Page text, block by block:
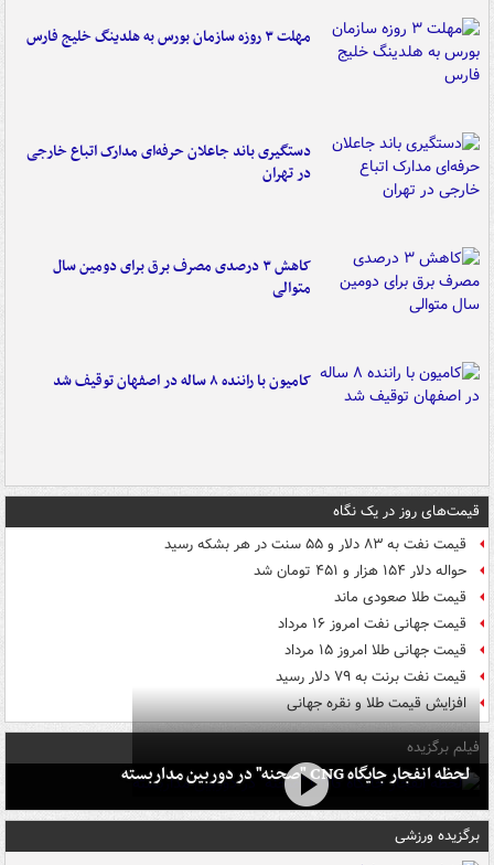
مهلت ۳ روزه سازمان بورس به هلدینگ خلیج فارس
دستگیری باند جاعلان حرفه‌ای مدارک اتباع خارجی
در تهران
کاهش ۳ درصدی مصرف برق برای دومین سال
متوالی
کامیون با راننده ۸ ساله در اصفهان توقیف شد
قیمت‌های روز در یک نگاه
قیمت نفت به ۸۳ دلار و ۵۵ سنت در هر بشکه رسید
حواله دلار ۱۵۴ هزار و ۴۵۱ تومان شد
قیمت طلا صعودی ماند
قیمت جهانی نفت امروز ۱۶ مرداد
قیمت جهانی طلا امروز ۱۵ مرداد
قیمت نفت برنت به ۷۹ دلار رسید
افزایش قیمت طلا و نقره جهانی
فیلم برگزیده
لحظه انفجار جایگاه CNG "صحنه" در دوربین مداربسته
برگزیده ورزشی